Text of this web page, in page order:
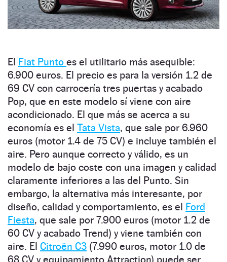
El Fiat Punto es el utilitario más asequible:
6.900 euros. El precio es para la versión 1.2 de
69 CV con carrocería tres puertas y acabado
Pop, que en este modelo sí viene con aire
acondicionado. El que más se acerca a su
economía es el Tata Vista, que sale por 6.960
euros (motor 1.4 de 75 CV) e incluye también el
aire. Pero aunque correcto y válido, es un
modelo de bajo coste con una imagen y calidad
claramente inferiores a las del Punto. Sin
embargo, la alternativa más interesante, por
diseño, calidad y comportamiento, es el Ford
Fiesta, que sale por 7.900 euros (motor 1.2 de
60 CV y acabado Trend) y viene también con
aire. El Citroën C3 (7.990 euros, motor 1.0 de
68 CV y equipamiento Attraction) puede ser